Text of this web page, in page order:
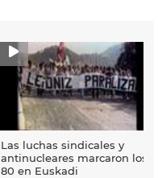
Las luchas sindicales y
antinucleares marcaron los
80 en Euskadi